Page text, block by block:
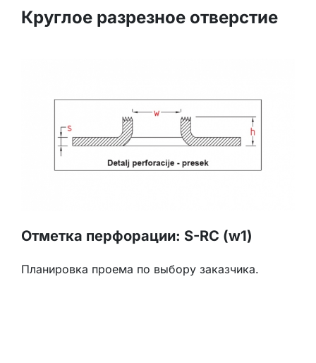
Круглое разрезное отверстие
Отметка перфорации: S-RC (w1)
Планировка проема по выбору заказчика.